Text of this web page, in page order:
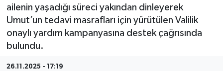
ailenin yaşadığı süreci yakından dinleyerek
Umut’un tedavi masrafları için yürütülen Valilik
onaylı yardım kampanyasına destek çağrısında
bulundu.
26.11.2025 - 17:19